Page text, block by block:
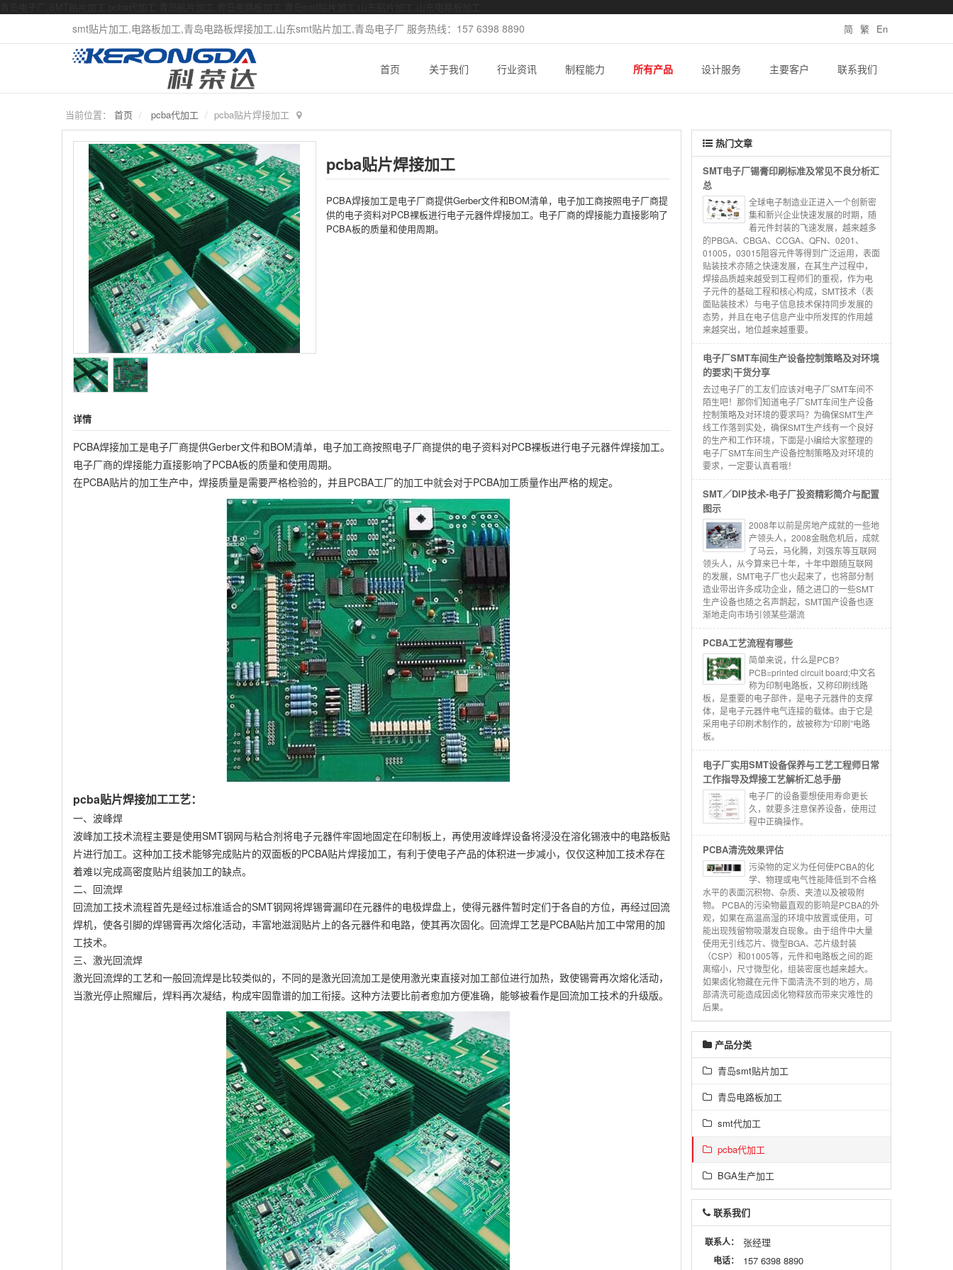
简 繁 En
smt贴片加工,电路板加工,青岛电路板焊接加工,山东smt贴片加工,青岛电子厂 服务热线：157 6398 8890
首页 关于我们 行业资讯 制程能力 所有产品 设计服务 主要客户 联系我们
当前位置： 首页 pcba代加工 pcba贴片焊接加工
pcba贴片焊接加工
PCBA焊接加工是电子厂商提供Gerber文件和BOM清单，电子加工商按照电子厂商提
供的电子资料对PCB裸板进行电子元器件焊接加工。电子厂商的焊接能力直接影响了
PCBA板的质量和使用周期。
详情
PCBA焊接加工是电子厂商提供Gerber文件和BOM清单，电子加工商按照电子厂商提供的电子资料对PCB裸板进行电子元器件焊接加工。
电子厂商的焊接能力直接影响了PCBA板的质量和使用周期。
在PCBA贴片的加工生产中，焊接质量是需要严格检验的，并且PCBA工厂的加工中就会对于PCBA加工质量作出严格的规定。
pcba贴片焊接加工工艺：
一、波峰焊
波峰加工技术流程主要是使用SMT钢网与粘合剂将电子元器件牢固地固定在印制板上，再使用波峰焊设备将浸没在溶化锡液中的电路板贴
片进行加工。这种加工技术能够完成贴片的双面板的PCBA贴片焊接加工，有利于使电子产品的体积进一步减小，仅仅这种加工技术存在
着难以完成高密度贴片组装加工的缺点。
二、回流焊
回流加工技术流程首先是经过标准适合的SMT钢网将焊锡膏漏印在元器件的电极焊盘上，使得元器件暂时定们于各自的方位，再经过回流
焊机，使各引脚的焊锡膏再次熔化活动，丰富地滋润贴片上的各元器件和电路，使其再次固化。回流焊工艺是PCBA贴片加工中常用的加
工技术。
三、激光回流焊
激光回流焊的工艺和一般回流焊是比较类似的，不同的是激光回流加工是使用激光束直接对加工部位进行加热，致使锡膏再次熔化活动，
当激光停止照耀后，焊料再次凝结，构成牢固靠谱的加工衔接。这种方法要比前者愈加方便准确，能够被看作是回流加工技术的升级版。
热门文章
SMT电子厂锡膏印刷标准及常见不良分析汇
总
全球电子制造业正进入一个创新密
集和新兴企业快速发展的时期，随
着元件封装的飞速发展，越来越多
的PBGA、CBGA、CCGA、QFN、0201、
01005，03015阻容元件等得到广泛运用，表面
贴装技术亦随之快速发展，在其生产过程中，
焊接品质越来越受到工程师们的重视，作为电
子元件的基础工程和核心构成，SMT技术（表
面贴装技术）与电子信息技术保持同步发展的
态势，并且在电子信息产业中所发挥的作用越
来越突出，地位越来越重要。
电子厂SMT车间生产设备控制策略及对环境
的要求|干货分享
去过电子厂的工友们应该对电子厂SMT车间不
陌生吧！那你们知道电子厂SMT车间生产设备
控制策略及对环境的要求吗？为确保SMT生产
线工作落到实处，确保SMT生产线有一个良好
的生产和工作环境，下面是小编给大家整理的
电子厂SMT车间生产设备控制策略及对环境的
要求，一定要认真看哦！
SMT／DIP技术-电子厂投资精彩简介与配置
图示
2008年以前是房地产成就的一些地
产领头人，2008金融危机后，成就
了马云，马化腾，刘强东等互联网
领头人，从今算来已十年，十年中跟随互联网
的发展，SMT电子厂也火起来了，也将部分制
造业带出许多成功企业，随之进口的一些SMT
生产设备也随之名声鹊起，SMT国产设备也逐
渐地走向市场引领某些潮流
PCBA工艺流程有哪些
简单来说，什么是PCB?
PCB=printed circuit board;中文名
称为印制电路板，又称印刷线路
板，是重要的电子部件，是电子元器件的支撑
体，是电子元器件电气连接的载体。由于它是
采用电子印刷术制作的，故被称为“印刷”电路
板。
电子厂实用SMT设备保养与工艺工程师日常
工作指导及焊接工艺解析汇总手册
电子厂的设备要想使用寿命更长
久，就要多注意保养设备，使用过
程中正确操作。
PCBA清洗效果评估
污染物的定义为任何使PCBA的化
学、物理或电气性能降低到不合格
水平的表面沉积物、杂质、夹渣以及被吸附
物。 PCBA的污染物最直观的影响是PCBA的外
观，如果在高温高湿的环境中放置或使用，可
能出现残留物吸潮发白现象。由于组件中大量
使用无引线芯片、微型BGA、芯片级封装
（CSP）和01005等，元件和电路板之间的距
离缩小，尺寸微型化，组装密度也越来越大。
如果卤化物藏在元件下面清洗不到的地方，局
部清洗可能造成因卤化物释放而带来灾难性的
后果。
产品分类
青岛smt贴片加工
青岛电路板加工
smt代加工
pcba代加工
BGA生产加工
联系我们
联系人： 张经理
电话： 157 6398 8890